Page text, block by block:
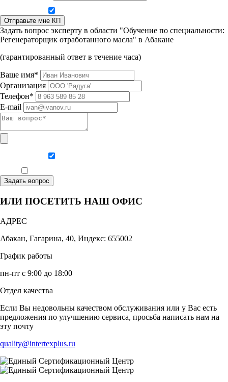
Отправьте мне КП
Задать вопрос эксперту в области "Обучение по специальности:
Регенераторщик отработанного масла" в Абакане
(гарантированный ответ в течение часа)
Ваше имя*
Организация
Телефон*
E-mail
Задать вопрос
ИЛИ ПОСЕТИТЬ НАШ ОФИС
АДРЕС
Абакан, Гагарина, 40, Индекс: 655002
График работы
пн-пт с 9:00 до 18:00
Отдел качества
Если Вы недовольны качеством обслуживания или у Вас есть
предложения по улучшению сервиса, просьба написать нам на
эту почту
quality@intertexplus.ru